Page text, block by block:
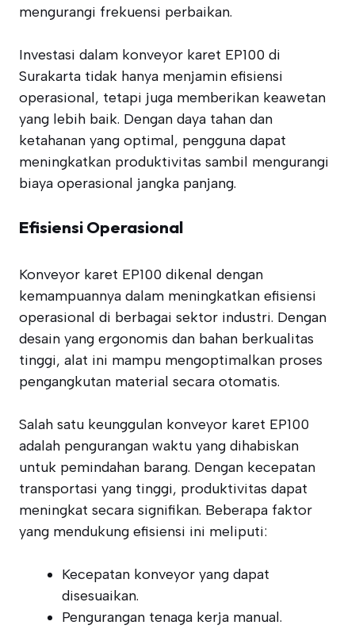
mengurangi frekuensi perbaikan.
Investasi dalam konveyor karet EP100 di
Surakarta tidak hanya menjamin efisiensi
operasional, tetapi juga memberikan keawetan
yang lebih baik. Dengan daya tahan dan
ketahanan yang optimal, pengguna dapat
meningkatkan produktivitas sambil mengurangi
biaya operasional jangka panjang.
Efisiensi Operasional
Konveyor karet EP100 dikenal dengan
kemampuannya dalam meningkatkan efisiensi
operasional di berbagai sektor industri. Dengan
desain yang ergonomis dan bahan berkualitas
tinggi, alat ini mampu mengoptimalkan proses
pengangkutan material secara otomatis.
Salah satu keunggulan konveyor karet EP100
adalah pengurangan waktu yang dihabiskan
untuk pemindahan barang. Dengan kecepatan
transportasi yang tinggi, produktivitas dapat
meningkat secara signifikan. Beberapa faktor
yang mendukung efisiensi ini meliputi:
Kecepatan konveyor yang dapat
disesuaikan.
Pengurangan tenaga kerja manual.